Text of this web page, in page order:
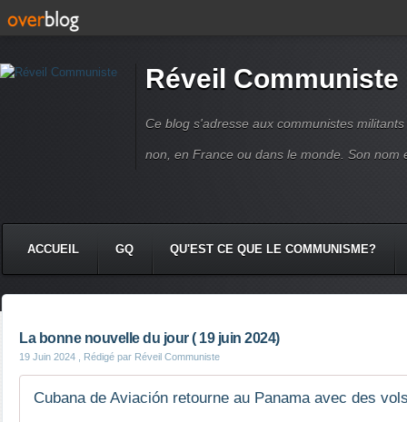
Réveil Communiste
Ce blog s'adresse aux communistes
non, en France ou dans le monde. Son nom
ACCUEIL GQ QU'EST CE QUE LE COMMUNISME?
La bonne nouvelle du jour ( 19 juin 2024)
19 Juin 2024 , Rédigé par Réveil Communiste